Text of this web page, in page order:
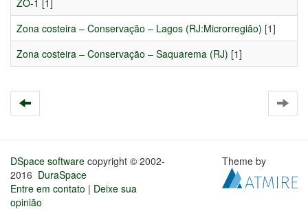
ZO-1 [1]
Zona costeira – Conservação – Lagos (RJ:Microrregião) [1]
Zona costeira – Conservação – Saquarema (RJ) [1]
DSpace software copyright © 2002-
2016 DuraSpace
Entre em contato | Deixe sua
opinião
Theme by